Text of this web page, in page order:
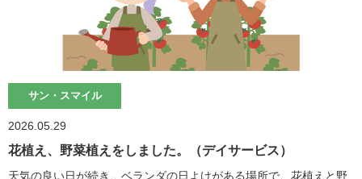
サン・スマイル
2026.05.29
花植え、野菜植えをしました。（デイサービス）
天気の良い日が続き、ベランダの日よけがある場所で、花植えと野